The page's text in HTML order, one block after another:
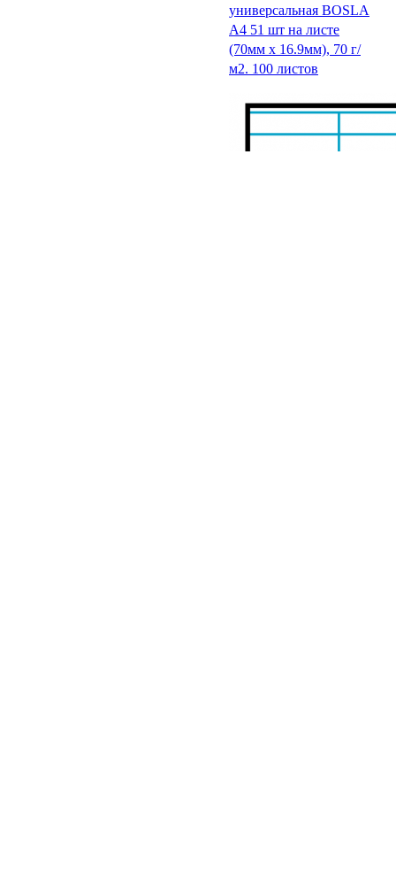
универсальная BOSLA
А4 51 шт на листе
(70мм х 16.9мм), 70 г/
м2. 100 листов